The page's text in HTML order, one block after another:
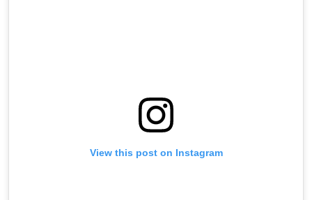
View this post on Instagram